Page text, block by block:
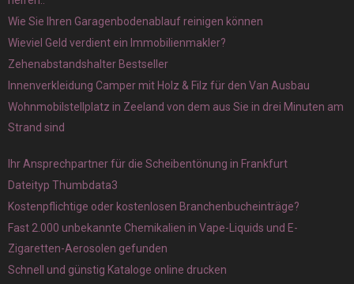
Wie Sie Ihren Garagenbodenablauf reinigen können
Wieviel Geld verdient ein Immobilienmakler?
Zehenabstandshalter Bestseller
Innenverkleidung Camper mit Holz & Filz für den Van Ausbau
Wohnmobilstellplatz in Zeeland von dem aus Sie in drei Minuten am
Strand sind
Ihr Ansprechpartner für die Scheibentönung in Frankfurt
Dateityp Thumbdata3
Kostenpflichtige oder kostenlosen Branchenbucheinträge?
Fast 2.000 unbekannte Chemikalien in Vape-Liquids und E-
Zigaretten-Aerosolen gefunden
Schnell und günstig Kataloge online drucken